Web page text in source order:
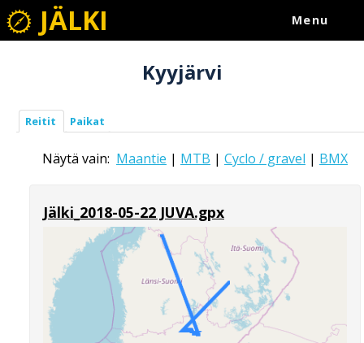
JÄLKI Menu
Kyyjärvi
Reitit Paikat
Näytä vain: Maantie | MTB | Cyclo / gravel | BMX
Jälki_2018-05-22 JUVA.gpx